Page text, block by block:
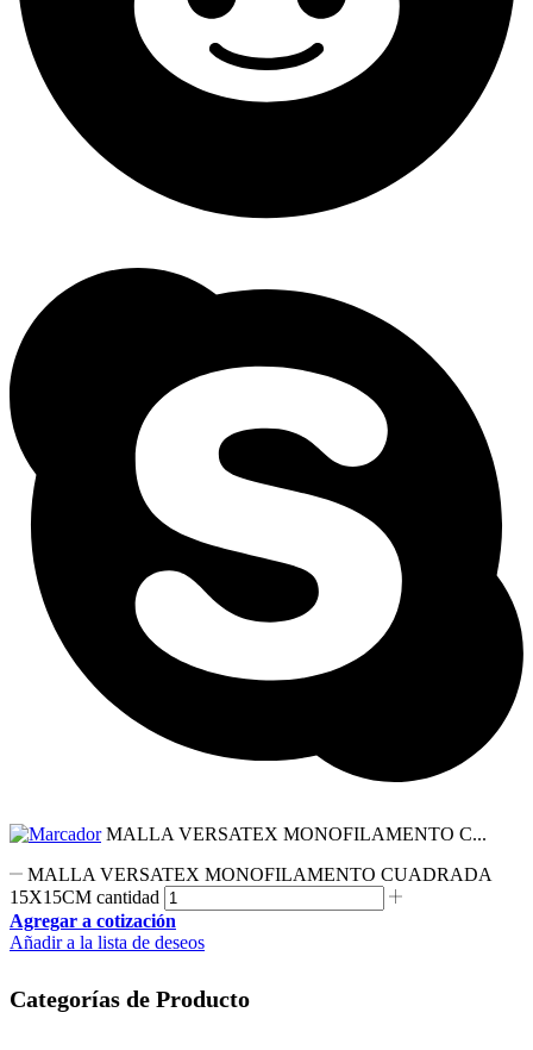
MALLA VERSATEX MONOFILAMENTO C...
MALLA VERSATEX MONOFILAMENTO CUADRADA
15X15CM cantidad
Agregar a cotización
Añadir a la lista de deseos
Categorías de Producto